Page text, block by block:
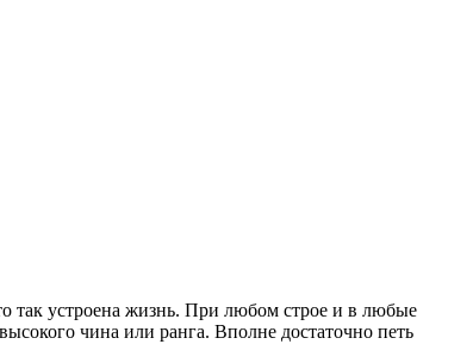
так устроена жизнь. При любом строе и в любые
чина или ранга. Вполне достаточно петь